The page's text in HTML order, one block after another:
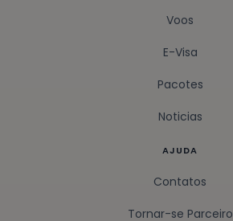
Voos
E-Visa
Pacotes
Noticias
AJUDA
Contatos
Tornar-se Parceiro